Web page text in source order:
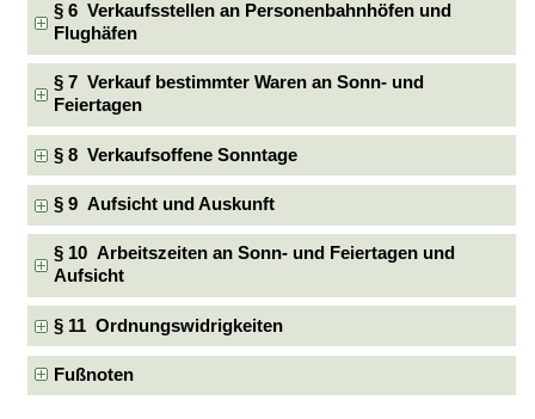
§ 6 Verkaufsstellen an Personenbahnhöfen und
Flughäfen
§ 7 Verkauf bestimmter Waren an Sonn- und
Feiertagen
§ 8 Verkaufsoffene Sonntage
§ 9 Aufsicht und Auskunft
§ 10 Arbeitszeiten an Sonn- und Feiertagen und
Aufsicht
§ 11 Ordnungswidrigkeiten
Fußnoten